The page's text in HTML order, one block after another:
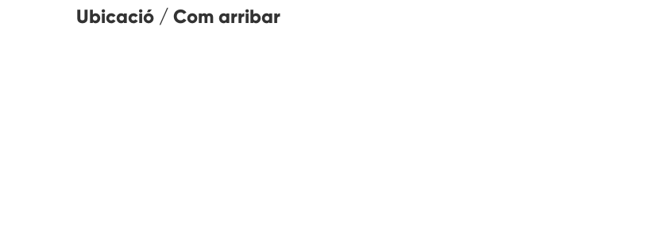
Ubicació / Com arribar